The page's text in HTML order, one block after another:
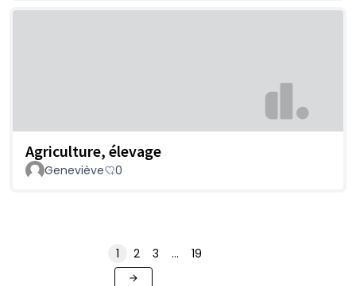
Agriculture, élevage
Geneviève 0
1 2 3 … 19